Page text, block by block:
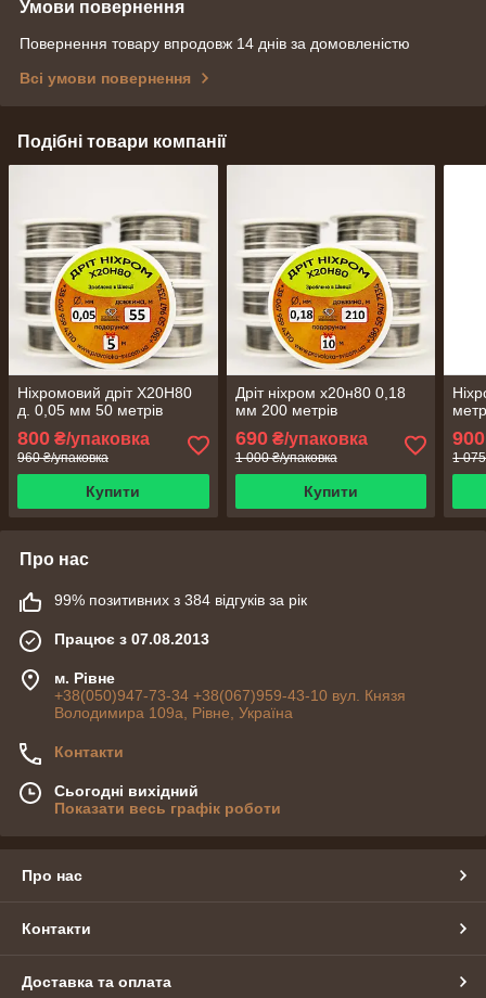
Умови повернення
Повернення товару впродовж 14 днів за домовленістю
Всі умови повернення
Подібні товари компанії
Ніхромовий дріт Х20Н80
д. 0,05 мм 50 метрів
800 ₴/упаковка
960 ₴/упаковка
Купити
Дріт ніхром х20н80 0,18
мм 200 метрів
690₴/упаковка
1 000 ₴/упаковка
Купити
900
1
Про нас
99% позитивних з 384 відгуків за рік
Працює з 07.08.2013
м. Рівне
+38(050)947-73-34 +38(067)959-43-10 вул. Князя
Володимира 109а, Рівне, Україна
Контакти
Сьогодні вихідний
Показати весь графік роботи
Про нас
Контакти
Доставка та оплата